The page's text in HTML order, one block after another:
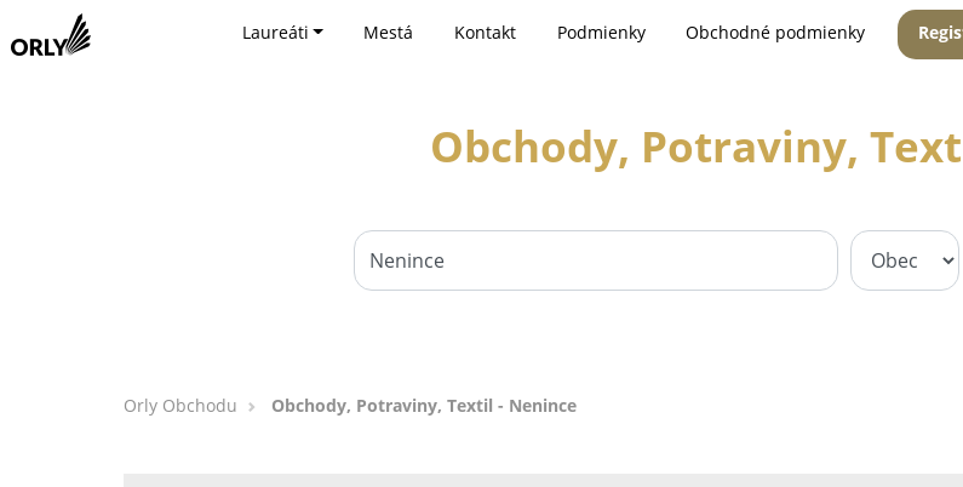
Laureáti Mestá Kontakt Podmienky Obchodné podmienky
Obchody, Potraviny,
Orly Obchodu Obchody, Potraviny, Textil - Nenince